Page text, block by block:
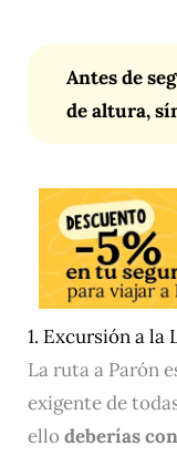
Antes de
de altura,
1. Excursión a la
La ruta a Parón
exigente de
ellodeberías